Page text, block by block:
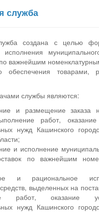
служба
создана с целью
по важнейшим
обеспечения товарами,
службы являются:
и размещение заказа
работ,
нужд Кашинского
и исполнение
по важнейшим
и рациональное
выделенных на
работ, оказание
нужд Кашинского